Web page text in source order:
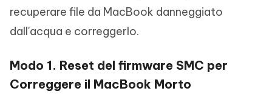
recuperare file da MacBook danneggiato
dall'acqua e correggerlo.
Modo 1. Reset del firmware SMC per
Correggere il MacBook Morto